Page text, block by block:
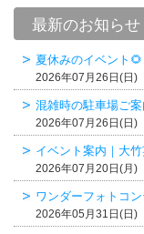
最新のお知らせ
夏休みのイベント🌻
2026年07月26日(日)
混雑時の駐車場ご案
2026年07月26日(日)
イベント案内｜大
2026年07月20日(月)
ワンダーフォトコ
2026年05月31日(日)